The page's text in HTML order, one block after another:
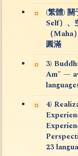
(繁體)
Self）、
（
圓滿
3)
Am" —
4)
23